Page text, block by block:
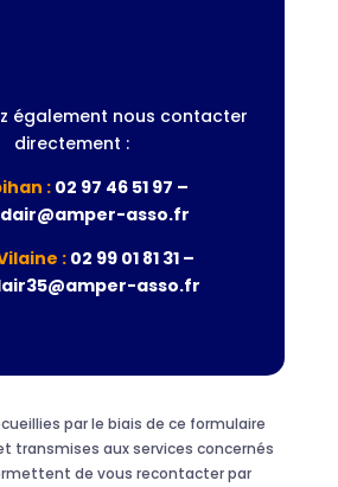
également nous contacter
directement :
: 02 97 46 51 97 –
asso.fr
:02 99 01 81 31 –
asso.fr
par le biais de ce formulaire
transmises aux services concernés
de vous recontacter par